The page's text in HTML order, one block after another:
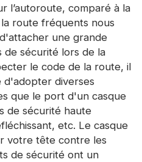
l’autoroute, comparé à la
route fréquents nous
une grande
de sécurité lors de la
le code de la route, il
d'adopter diverses
que le port d'un casque
de sécurité haute
etc. Le casque
votre tête contre les
de sécurité ont un